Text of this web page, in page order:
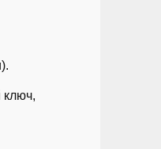
ключ,